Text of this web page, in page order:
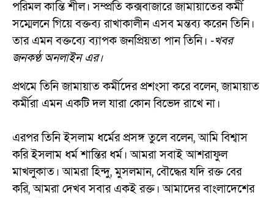
পরিমল কান্তি শীল। সম্প্রতি কক্সবাজারে জামায়াতের কর্মী
সম্মেলনে গিয়ে বক্তব্য রাখাকালীন এসব মন্তব্য করেন তিনি।
তার এমন বক্তব্যে ব্যাপক জনপ্রিয়তা পান তিনি। -খবর
জনকণ্ঠ অনলাইন এর।
প্রথমে তিনি জামায়াত কর্মীদের প্রশংসা করে বলেন, জামায়াত
কর্মীরা এমন একটি দল যারা কোন বিভেদ রাখে না।
এরপর তিনি ইসলাম ধর্মের প্রসঙ্গ তুলে বলেন, আমি বিশ্বাস
করি ইসলাম ধর্ম শান্তির ধর্ম। আমরা সবাই আশরাফুল
মাখলুকাত। আমরা হিন্দু, মুসলমান, বৌদ্ধের যদি রক্ত বের
করি, আমরা দেখব সবার একই রক্ত। আমাদের বাংলাদেশের